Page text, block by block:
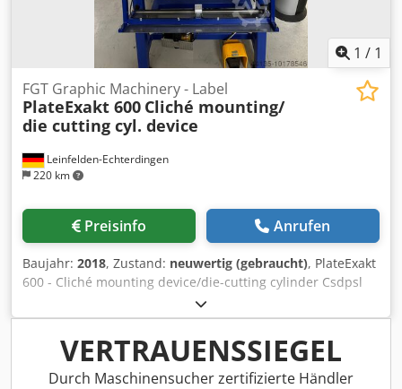
1 / 1
Leinfelden-Echterdingen
220 km
FGT Graphic Machinery - Label
PlateExakt 600 Cliché mounting/
die cutting cyl. device
Preisinfo Anrufen
Baujahr: 2018, Zustand: neuwertig (gebraucht), PlateExakt
600 - Cliché mounting device/die-cutting cylinder Csdpsl
Ax Uwefx Agdjrf  Age: 1992  Mounting device  cliché
mounting device which is exclusively designed to, the
cliché or the die-cutting plate onto the impression or die-
cutting cylinder safely, precisely and quickly cylinder. The
device has two high-resolution USB cameras that can be
VERTRAUENSSIEGEL
Durch Maschinensucher zertifizierte Händler